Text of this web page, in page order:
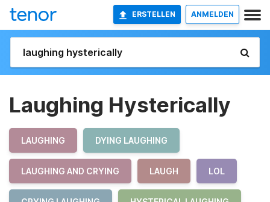
ERSTELLEN ANMELDEN
Laughing Hysterically
LAUGHING DYING LAUGHING
LAUGHING AND CRYING LAUGH LOL